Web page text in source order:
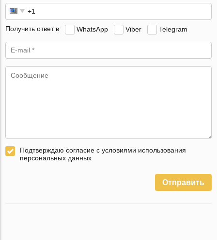
Получить ответ в WhatsApp Viber Telegram
Подтверждаю согласие с условиями использования
персональных данных
Отправить